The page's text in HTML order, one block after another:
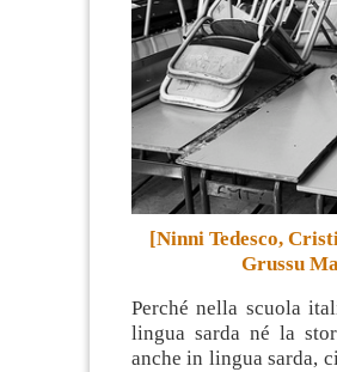
[Ninni Tedesco,
Grussu
Perché nella scuola
lingua sarda né la
anche in lingua sarda,